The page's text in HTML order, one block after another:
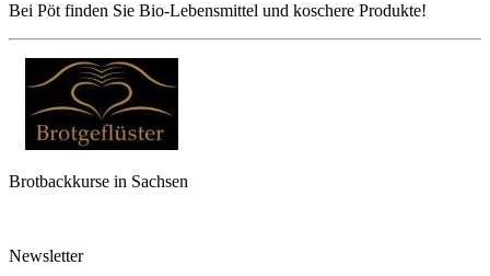
Bei Pöt finden Sie Bio-Lebensmittel und koschere Produkte!
Brotbackkurse in Sachsen
Newsletter